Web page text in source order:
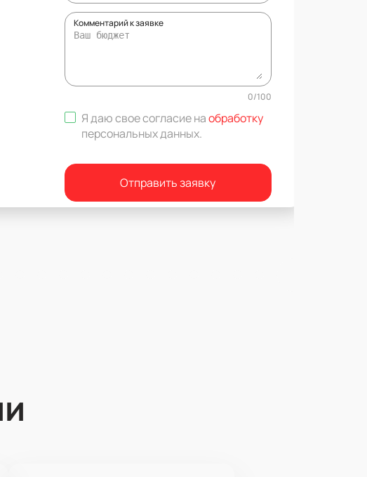
Комментарий к заявке
0/100
Я даю свое согласие наобработку
персональных данных.
Отправить заявку